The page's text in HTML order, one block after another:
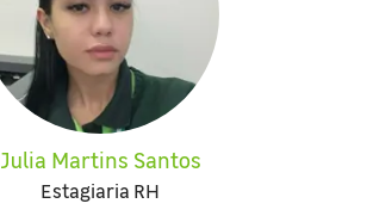
Julia Martins Santos
Estagiaria RH